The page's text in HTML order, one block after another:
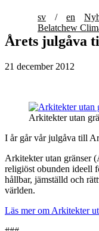
sv / en
Belatchew
Årets julgåva
21 december 2012
Arkitekter utan
I år går vår julgåva till
Arkitekter utan gränser
religiöst obunden ideell
hållbar, jämställd och
världen.
Läs mer om Arkitekter